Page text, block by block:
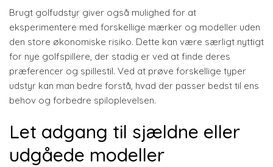
Brugt golfudstyr giver også mulighed for at
eksperimentere med forskellige mærker og modeller uden
den store økonomiske risiko. Dette kan være særligt nyttigt
for nye golfspillere, der stadig er ved at finde deres
præferencer og spillestil. Ved at prøve forskellige typer
udstyr kan man bedre forstå, hvad der passer bedst til ens
behov og forbedre spiloplevelsen.
Let adgang til sjældne eller
udgåede modeller